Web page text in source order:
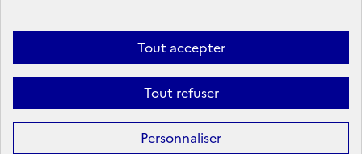
Tout accepter
Tout refuser
Personnaliser
Politique d’utilisation des témoins de connexion (cookies)
Sauf mention contraire, tous les contenus de ce site sont sous